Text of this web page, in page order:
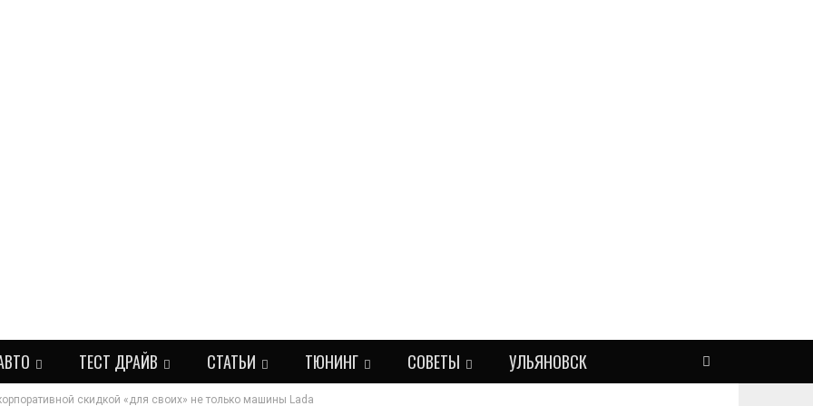
ТЕСТ ДРАЙВ СТАТЬИ ТЮНИНГ СОВЕТЫ
УЛЬЯНОВСК
скидкой «для своих» не только машины Lada